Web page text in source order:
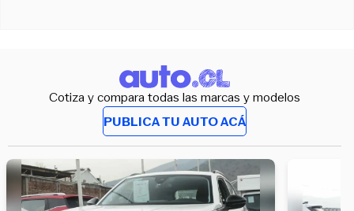
Cotiza y compara todas las marcas y modelos
PUBLICA TU AUTO ACÁ